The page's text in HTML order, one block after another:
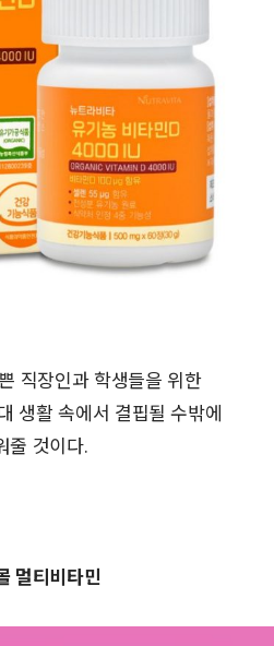
직장인과 학생들을 위한
생활 속에서 결핍될 수밖에
줄 것이다.
멀티비타민